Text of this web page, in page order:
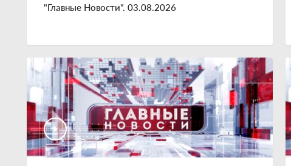
"Главные Новости". 03.08.2026